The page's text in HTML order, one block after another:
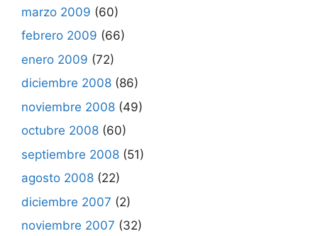
marzo 2009 (60)
febrero 2009 (66)
enero 2009 (72)
diciembre 2008 (86)
noviembre 2008 (49)
octubre 2008 (60)
septiembre 2008 (51)
agosto 2008 (22)
diciembre 2007 (2)
noviembre 2007 (32)